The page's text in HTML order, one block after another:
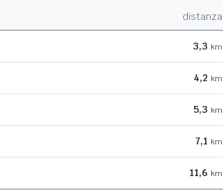
distanza
3,3 km
4,2 km
5,3 km
7,1 km
11,6 km